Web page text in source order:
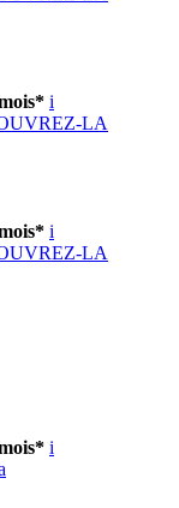
i
LA
i
LA
i